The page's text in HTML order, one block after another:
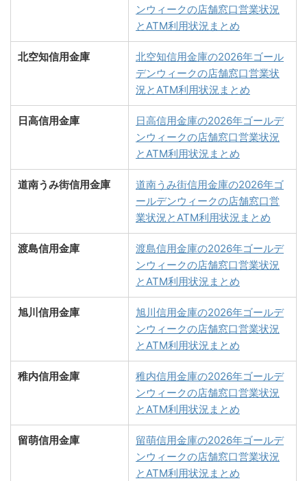
ンウィークの店舗窓口営業状況
とATM利用状況まとめ
北空知信用金庫
北空知信用金庫の2026年ゴール
デンウィークの店舗窓口営業状
況とATM利用状況まとめ
日高信用金庫
日高信用金庫の2026年ゴールデ
ンウィークの店舗窓口営業状況
とATM利用状況まとめ
道南うみ街信用金庫
道南うみ街信用金庫の2026年ゴ
ールデンウィークの店舗窓口営
業状況とATM利用状況まとめ
渡島信用金庫
渡島信用金庫の2026年ゴールデ
ンウィークの店舗窓口営業状況
とATM利用状況まとめ
旭川信用金庫
旭川信用金庫の2026年ゴールデ
ンウィークの店舗窓口営業状況
とATM利用状況まとめ
稚内信用金庫
稚内信用金庫の2026年ゴールデ
ンウィークの店舗窓口営業状況
とATM利用状況まとめ
留萌信用金庫
留萌信用金庫の2026年ゴールデ
ンウィークの店舗窓口営業状況
とATM利用状況まとめ